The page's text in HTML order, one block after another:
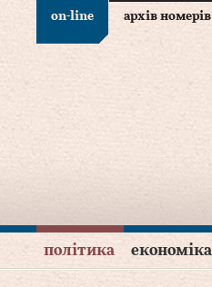
on-line архів номерів
політика економіка